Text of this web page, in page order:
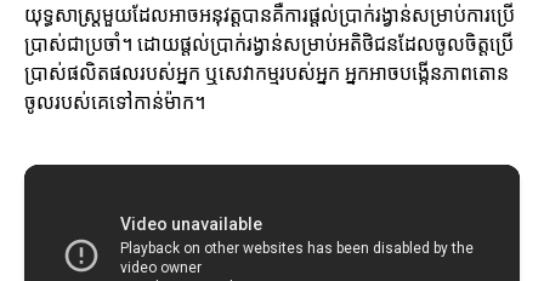
យុទ្ធសាស្ត្រមួយដែលអាចអនុវត្តបានគឺការផ្តល់ប្រាក់រង្វាន់សម្រាប់ការប្រើ
ប្រាស់ជាប្រចាំ។ ដោយផ្តល់ប្រាក់រង្វាន់សម្រាប់អតិថិជនដែលចូលចិត្តប្រើ
ប្រាស់ផលិតផលរបស់អ្នក ឬសេវាកម្មរបស់អ្នក អ្នកអាចបង្កើនភាពតោន
ចូលរបស់គេទៅកាន់ម៉ាក។